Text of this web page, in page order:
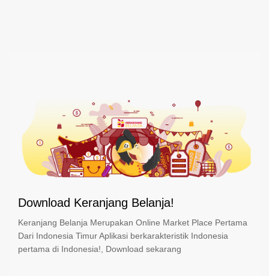
Download Keranjang Belanja!
Keranjang Belanja Merupakan Online Market Place Pertama
Dari Indonesia Timur Aplikasi berkarakteristik Indonesia
pertama di Indonesia!, Download sekarang